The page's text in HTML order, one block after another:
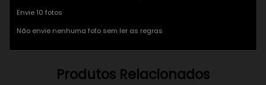
Envie 10 fotos
Não envie nenhuma foto sem ler as regras
Produtos Relacionados